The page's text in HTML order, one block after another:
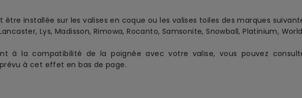
installée sur les valises en coque ou les valises toiles des marques
Lys, Madisson, Rimowa, Rocanto, Samsonite, Snowball, Platinium,
à la compatibilité de la poignée avec votre valise, vous pouvez
à cet effet en bas de page.